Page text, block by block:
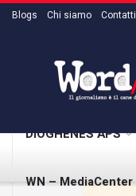
Blogs Chi siamo Contatti
DIOGHENES APS
WN – MediaCenter